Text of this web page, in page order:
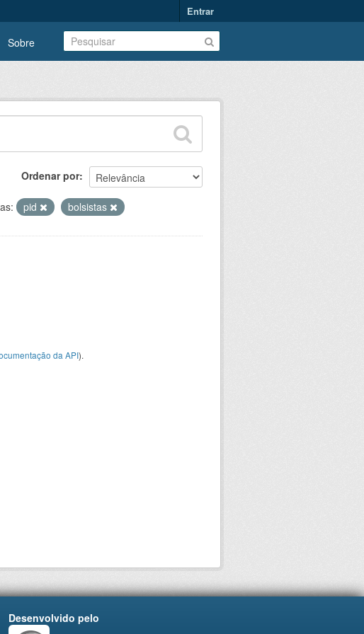
Entrar
Sobre
Ordenar por
pid bolsistas
da API).
Desenvolvido pelo